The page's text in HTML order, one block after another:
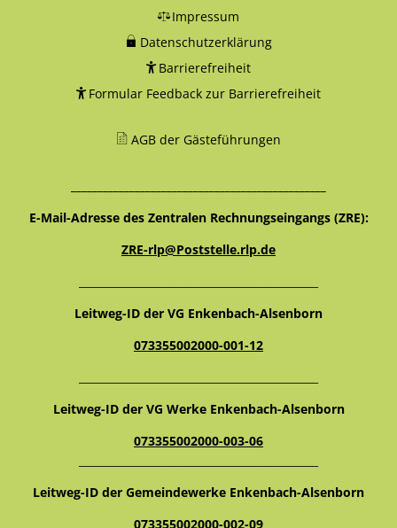
Impressum
Datenschutzerklärung
Barrierefreiheit
Formular Feedback zur Barrierefreiheit
AGB der Gästeführungen
E-Mail-Adresse des Zentralen Rechnungseingangs (ZRE):
ZRE-rlp@Poststelle.rlp.de
Leitweg-ID der VG Enkenbach-Alsenborn
073355002000-001-12
Leitweg-ID der VG Werke Enkenbach-Alsenborn
073355002000-003-06
Leitweg-ID der Gemeindewerke Enkenbach-Alsenborn
073355002000-002-09